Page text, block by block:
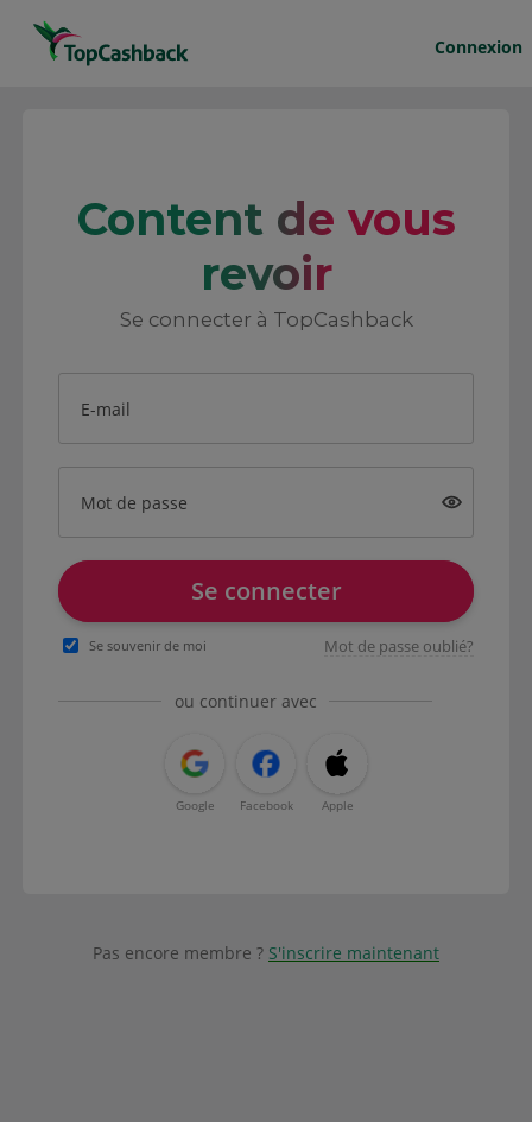
Connexion
Content de vous
revoir
Se connecter à TopCashback
E-mail
Mot de passe
Se connecter
Se souvenir de moi Mot de passe oublié?
ou continuer avec
Google Facebook Apple
Pas encore membre ? S'inscrire maintenant